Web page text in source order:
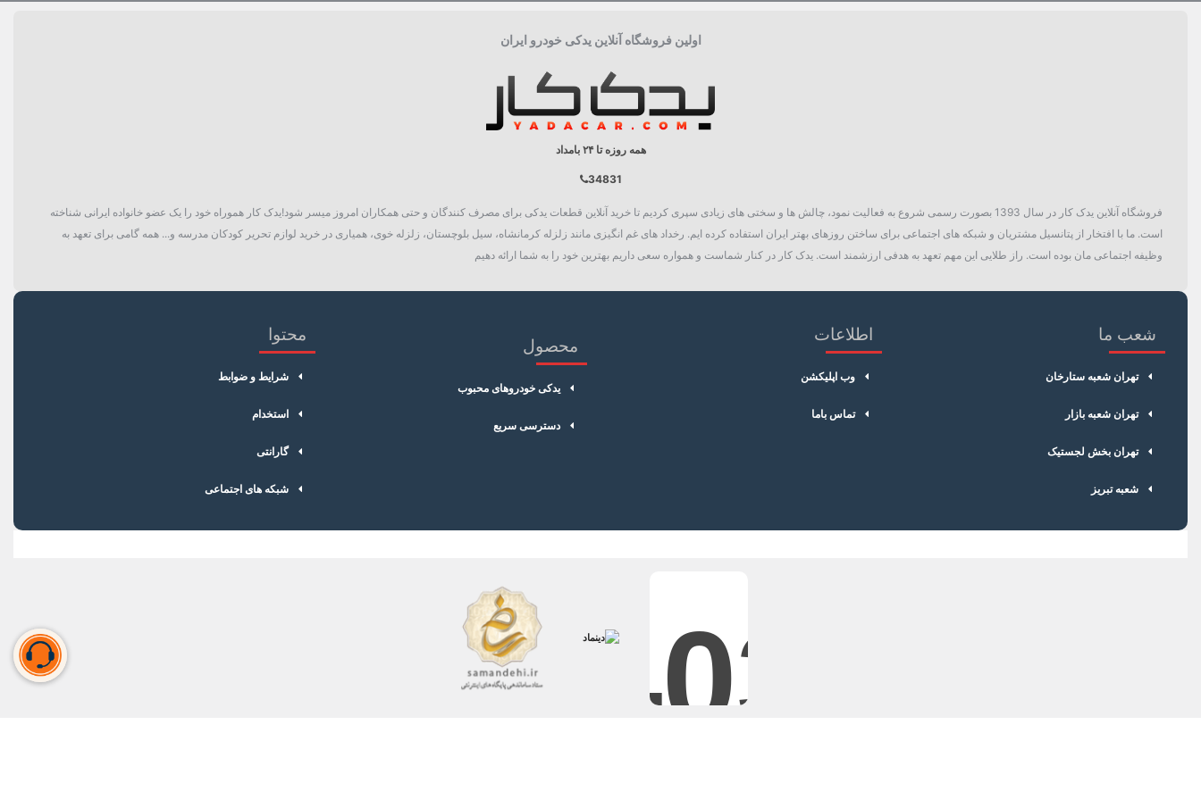
اولین فروشگاه آنلاین یدکی خودرو ایران
همه روزه تا ۲۴ بامداد
34831
فروشگاه آنلاین یدک کار در سال 1393 بصورت رسمی شروع به فعالیت نمود، چالش ها و سختی های زیادی سپری کردیم تا خرید آنلاین قطعات یدکی برای مصرف کنندگان و حتی همکاران امروز میسر شود!یدک کار هموراه خود را یک عضو خانواده ایرانی شناخته
است. ما با افتخار از پتانسیل مشتریان و شبکه های اجتماعی برای ساختن روزهای بهتر ایران استفاده کرده ایم. رخداد های غم انگیزی مانند زلزله کرمانشاه، سیل بلوچستان، زلزله خوی، همیاری در خرید لوازم تحریر کودکان مدرسه و... همه گامی برای تعهد به
وظیفه اجتماعی مان بوده است. راز طلایی این مهم تعهد به هدفی ارزشمند است. یدک کار در کنار شماست و همواره سعی داریم بهترین خود را به شما ارائه دهیم
شعب ما
تهران شعبه ستارخان
تهران شعبه بازار
تهران بخش لجستیک
شعبه تبریز
اطلاعات
وب اپلیکشن
تماس باما
محصول
یدکی خودروهای محبوب
دسترسی سریع
محتوا
شرایط و ضوابط
استخدام
گارانتی
شبکه های اجتماعی